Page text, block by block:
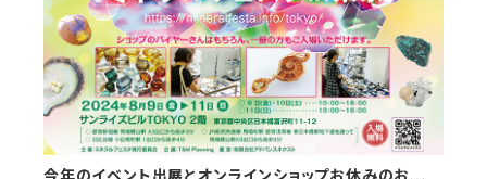
今年のイベント出展とオンラインショップお休みのお知ら